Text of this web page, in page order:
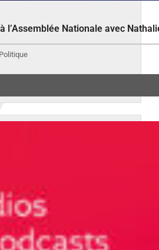
l’Assemblée Nationale avec